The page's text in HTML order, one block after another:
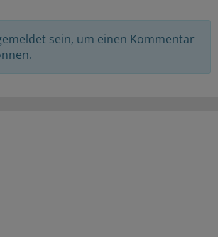
sein, um einen Kommentar